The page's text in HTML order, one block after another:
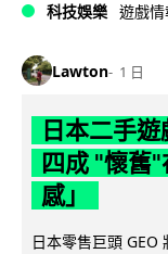
科技娛樂 遊戲情
Lawton 1 日
日本二手
四成 "懷舊
感」
日本零售巨頭 GEO